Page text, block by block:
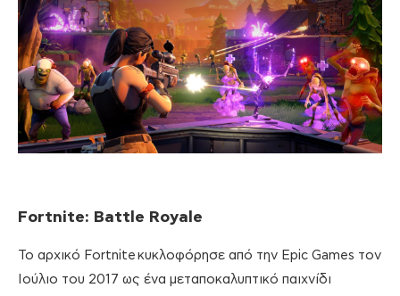
Fortnite: Battle Royale
Το αρχικό Fortnite κυκλοφόρησε από την Epic Games τον
Ιούλιο του 2017 ως ένα μεταποκαλυπτικό παιχνίδι